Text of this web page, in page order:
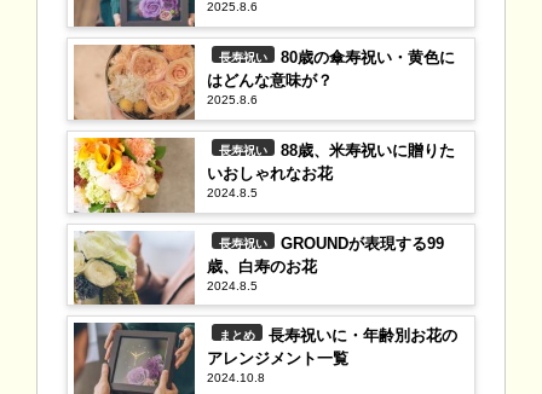
2025.8.6
長寿祝い
80歳の傘寿祝い・黄色に
はどんな意味が？
2025.8.6
長寿祝い
88歳、米寿祝いに贈りた
いおしゃれなお花
2024.8.5
長寿祝い
GROUNDが表現する99
歳、白寿のお花
2024.8.5
まとめ
長寿祝いに・年齢別お花の
アレンジメント一覧
2024.10.8